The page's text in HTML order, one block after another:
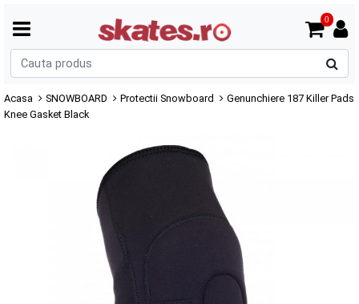
0
Acasa SNOWBOARD Protectii Snowboard
Genunchiere 187 Killer Pads
Knee Gasket Black